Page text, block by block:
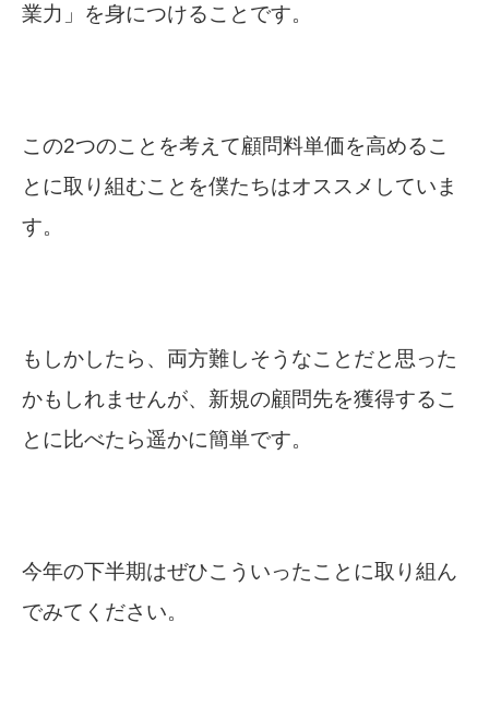
業力」を身につけることです。
この2つのことを考えて顧問料単価を高めるこ
とに取り組むことを僕たちはオススメしていま
す。
もしかしたら、両方難しそうなことだと思った
かもしれませんが、新規の顧問先を獲得するこ
とに比べたら遥かに簡単です。
今年の下半期はぜひこういったことに取り組ん
でみてください。